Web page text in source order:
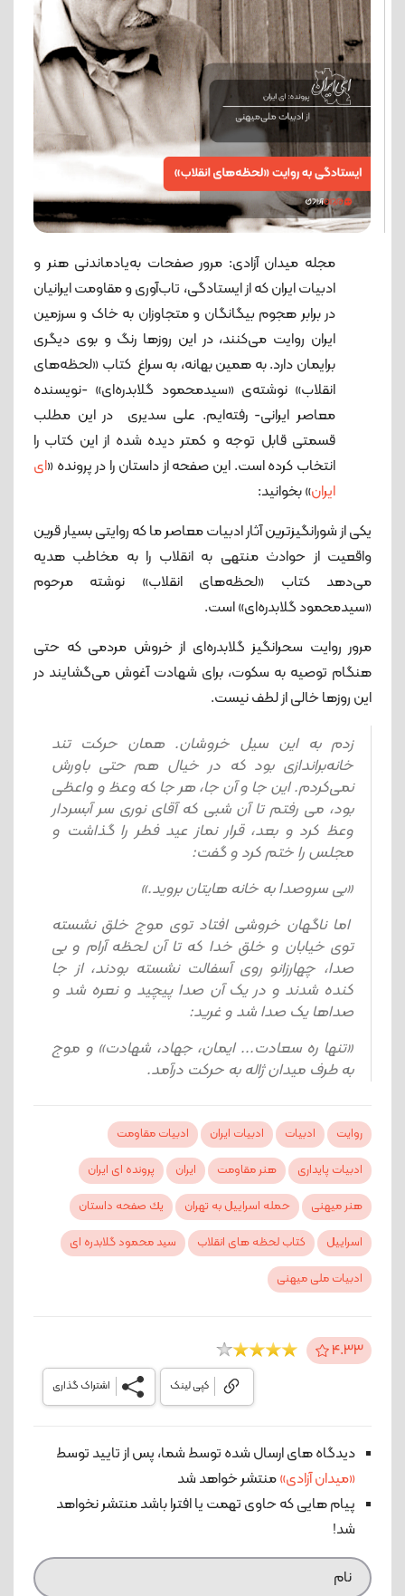
مجله میدان آزادی: مرور صفحات به‌یادماندنی هنر و
ادبیات ایران که از ایستادگی، تاب‌آوری و مقاومت ایرانیان
در برابر هجوم بیگانگان و متجاوزان به خاک و سرزمین
ایران روایت می‌کنند، در این روزها رنگ و بوی دیگری
برایمان دارد. به همین بهانه، به سراغ كتاب «لحظه‌های
انقلاب» نوشته‌ی «سیدمحمود گلابدره‌ای» -نویسنده
معاصر ایرانی- رفته‌ایم. علی سدیری در این مطلب
قسمتی قابل توجه و کمتر دیده شده از این کتاب را
انتخاب کرده است. این صفحه از داستان را در پرونده «ای
ایران» بخوانید:
یکی از شورانگیزترین آثار ادبیات معاصر ما که روایتی بسیار قرین
واقعیت از حوادث منتهی به انقلاب را به مخاطب هدیه
می‌دهد کتاب «لحظه‌های انقلاب» نوشته مرحوم
«سیدمحمود گلابدره‌ای» است.
مرور روایت سحرانگیز گلابدره‌ای از خروش مردمی که حتی
هنگام توصیه به سکوت، برای شهادت آغوش می‌گشایند در
این روزها خالی از لطف نیست.
زدم به این سیل خروشان. همان حرکت تند
خانه‌براندازی بود که در خیال هم حتی باورش
نمی‌کردم. این جا و آن جا، هر جا که وعظ و واعظی
بود، می رفتم تا آن شبی که آقای نوری سر آبسردار
وعظ کرد و بعد، قرار نماز عید فطر را گذاشت و
مجلس را ختم کرد و گفت:
«بی سروصدا به خانه هایتان بروید.»
اما ناگهان خروشی افتاد توی موج خلق نشسته
توی خیابان و خلق خدا که تا آن لحظه آرام و بی
صدا، چهارزانو روی آسفالت نشسته بودند، از جا
کنده شدند و در یک آن صدا پیچید و نعره شد و
صداها یک صدا شد و غرید:
«تنها ره سعادت... ایمان، جهاد، شهادت» و موج
به طرف میدان ژاله به حرکت درآمد.
روایت ادبیات ادبیات ایران
ادبیات مقاومت
ادبیات پایداری
هنر مقاومت ایران
پرونده ای ایران
هنر میهنی
حمله اسراییل به تهران
یك صفحه داستان
اسراییل
كتاب لحظه های انقلاب
سید محمود گلابدره ای
ادبیات ملی میهنی
4.33
اشتراک گذاری کپی لینک
دیدگاه های ارسال شده توسط شما، پس از تایید توسط
«میدان آزادی»منتشر خواهد شد
پیام هایی که حاوی تهمت یا افترا باشد منتشر نخواهد
شد!